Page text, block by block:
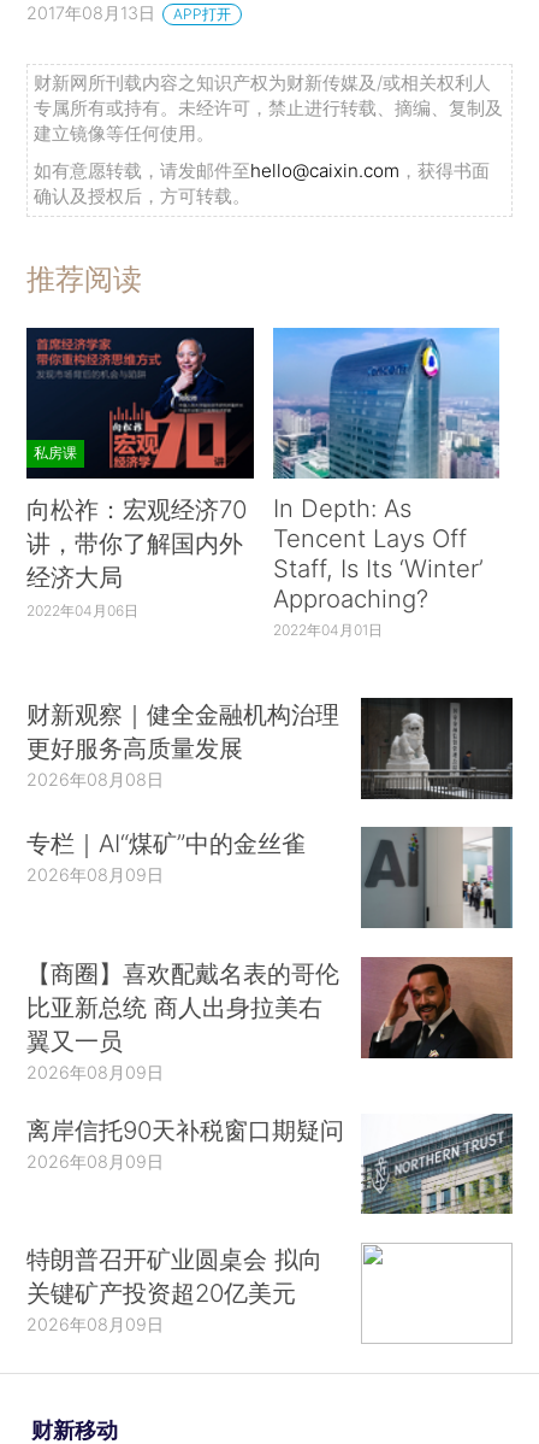
2017年08月13日 APP打开
财新网所刊载内容之知识产权为财新传媒及/或相关权利人
专属所有或持有。未经许可，禁止进行转载、摘编、复制及
建立镜像等任何使用。
如有意愿转载，请发邮件至hello@caixin.com ，获得书面
确认及授权后，方可转载。
推荐阅读
私房课
向松祚：宏观经济70
讲，带你了解国内外
经济大局
2022年04月06日
In Depth: As
Tencent Lays Off
Staff, Is Its ‘Winter’
Approaching?
2022年04月01日
财新观察｜健全金融机构治理
更好服务高质量发展
2026年08月08日
专栏｜AI“煤矿”中的金丝雀
2026年08月09日
【商圈】喜欢配戴名表的哥伦
比亚新总统 商人出身拉美右
翼又一员
2026年08月09日
离岸信托90天补税窗口期疑问
2026年08月09日
特朗普召开矿业圆桌会 拟向
关键矿产投资超20亿美元
2026年08月09日
财新移动